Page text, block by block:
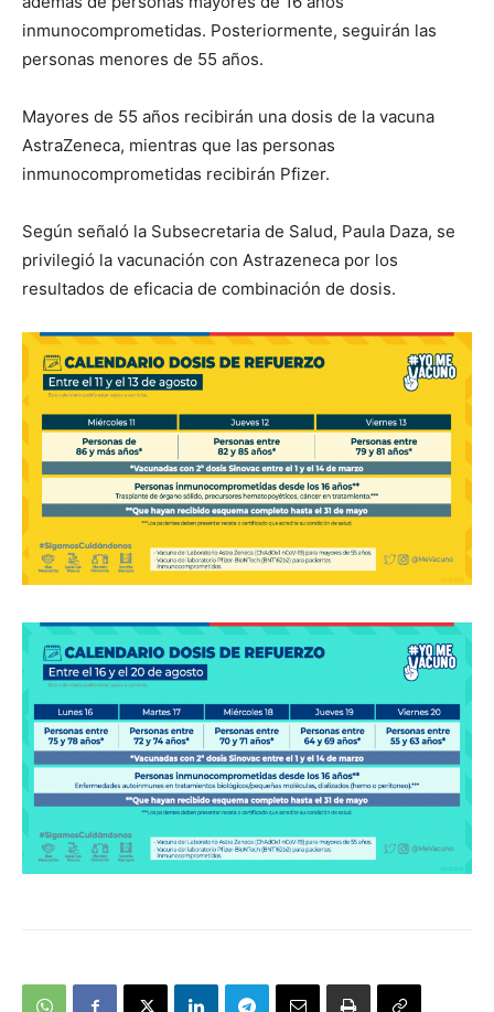
inmunocomprometidas. Posteriormente, seguirán las
personas menores de 55 años.
Mayores de 55 años recibirán una dosis de la vacuna
AstraZeneca, mientras que las personas
inmunocomprometidas recibirán Pfizer.
Según señaló la Subsecretaria de Salud, Paula Daza, se
privilegió la vacunación con Astrazeneca por los
resultados de eficacia de combinación de dosis.